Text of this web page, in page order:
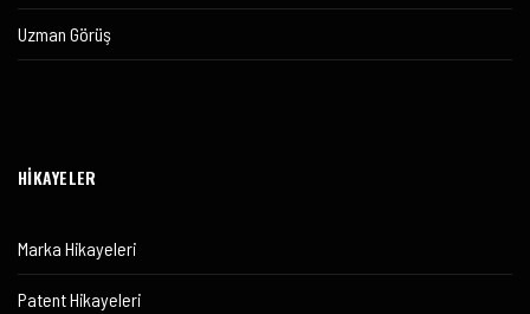
Uzman Görüş
HİKAYELER
Marka Hikayeleri
Patent Hikayeleri